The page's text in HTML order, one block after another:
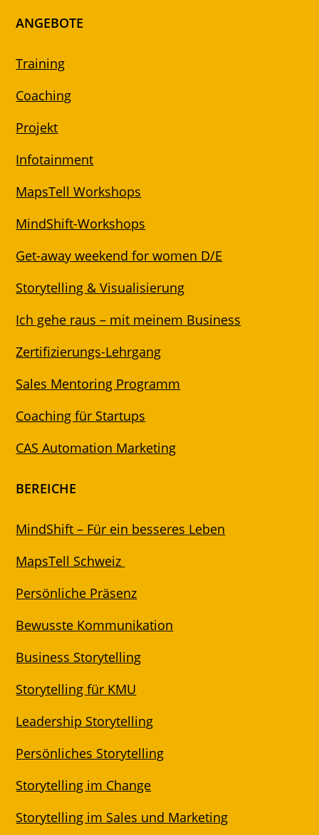
ANGEBOTE
Training
Coaching
Projekt
Infotainment
MapsTell Workshops
MindShift-Workshops
Get-away weekend for women D/E
Storytelling & Visualisierung
Ich gehe raus – mit meinem Business
Zertifizierungs-Lehrgang
Sales Mentoring Programm
Coaching für Startups
CAS Automation Marketing
BEREICHE
MindShift – Für ein besseres Leben
MapsTell Schweiz
Persönliche Präsenz
Bewusste Kommunikation
Business Storytelling
Storytelling für KMU
Leadership Storytelling
Persönliches Storytelling
Storytelling im Change
Storytelling im Sales und Marketing